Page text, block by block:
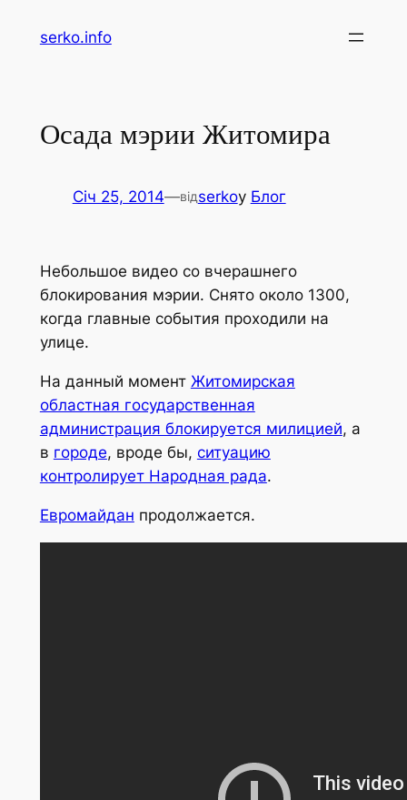
serko.info
Осада мэрии Житомира
Січ 25, 2014—відserkoу Блог
Небольшое видео со вчерашнего
блокирования мэрии. Снято около 1300,
когда главные события проходили на
улице.
На данный момент Житомирская
областная государственная
администрация блокируется милицией, а
в городе, вроде бы, ситуацию
контролирует Народная рада.
Евромайдан продолжается.